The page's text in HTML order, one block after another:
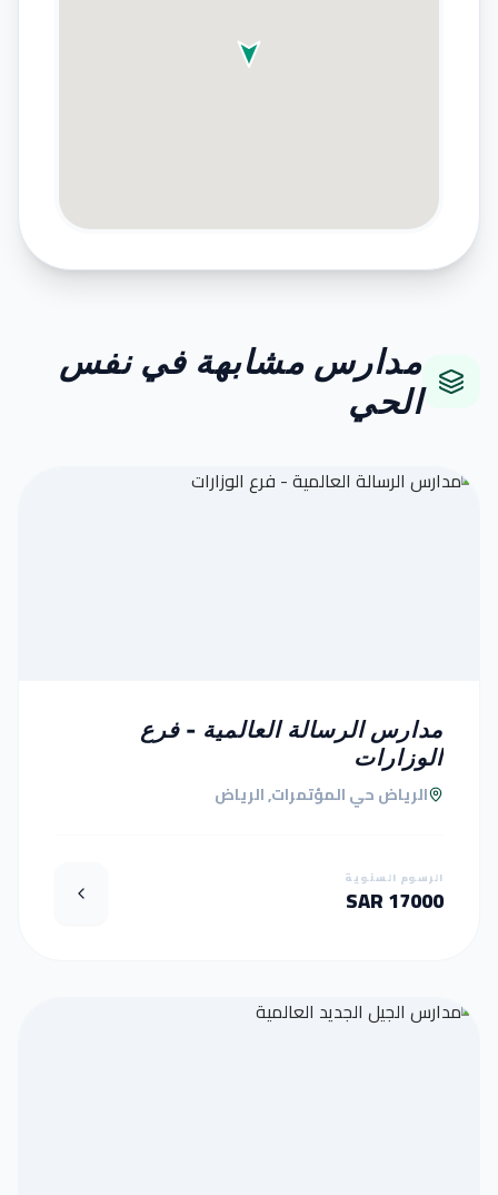
مدارس مشابهة في نفس
الحي
مدارس الرسالة العالمية - فرع
الوزارات
الرياض حي المؤتمرات, الرياض
الرسوم السنوية
17000 SAR